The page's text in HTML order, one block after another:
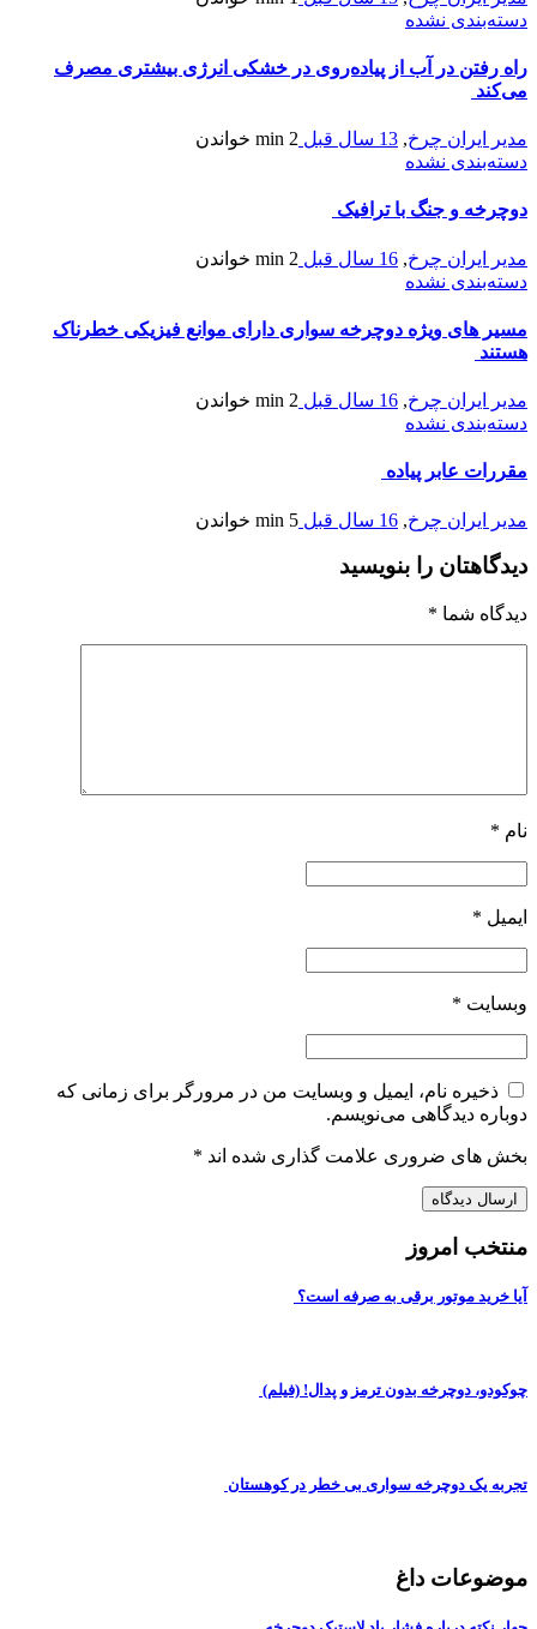
دسته‌بندی نشده
راه رفتن در آب از پیاده‌روی در خشکی انرژی بیشتری مصرف
می‌کند
مدیر ایران چرخ, 13 سال قبل 2 min
خواندن
دسته‌بندی نشده
دوچرخه و جنگ با ترافیک
مدیر ایران چرخ, 16 سال قبل 2 min
خواندن
دسته‌بندی نشده
مسیر های ویژه دوچرخه سواری دارای موانع فیزیکی خطرناک
هستند
مدیر ایران چرخ, 16 سال قبل 2 min
خواندن
دسته‌بندی نشده
مقررات عابر پیاده
مدیر ایران چرخ, 16 سال قبل 5 min خواندن
دیدگاهتان را بنویسید
دیدگاه شما *
نام *
ایمیل *
وبسایت *
ذخیره نام، ایمیل و وبسایت من در مرورگر برای زمانی که
دوباره دیدگاهی می‌نویسم.
بخش های ضروری علامت گذاری شده اند *
منتخب امروز
آیا خرید موتور برقی به صرفه است؟
چوکودو، دوچرخه بدون ترمز و پدال! (فیلم)
تجربه یک دوچرخه سواری بی خطر در کوهستان
موضوعات داغ